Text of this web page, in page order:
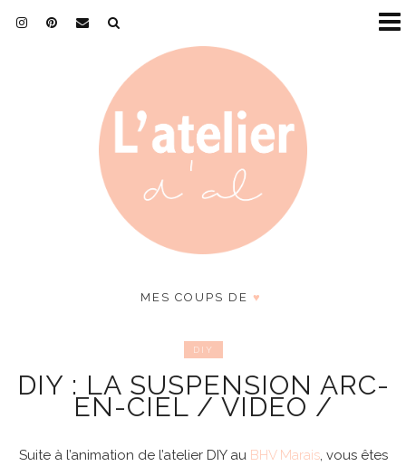
MES COUPS DE ♥
DIY
DIY : LA SUSPENSION ARC-
EN-CIEL / VIDEO /
Suite à l’animation de l’atelier DIY au BHV Marais, vous êtes